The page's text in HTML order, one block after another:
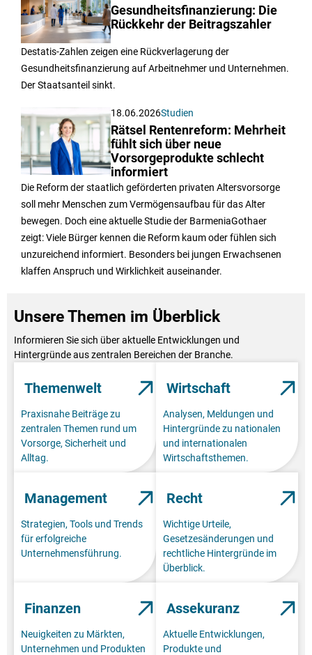
Gesundheitsfinanzierung: Die
Rückkehr der Beitragszahler
Destatis-Zahlen zeigen eine Rückverlagerung der
Gesundheitsfinanzierung auf Arbeitnehmer und Unternehmen.
Der Staatsanteil sinkt.
18.06.2026Studien
Rätsel Rentenreform: Mehrheit
fühlt sich über neue
Vorsorgeprodukte schlecht
informiert
Die Reform der staatlich geförderten privaten Altersvorsorge
soll mehr Menschen zum Vermögensaufbau für das Alter
bewegen. Doch eine aktuelle Studie der BarmeniaGothaer
zeigt: Viele Bürger kennen die Reform kaum oder fühlen sich
unzureichend informiert. Besonders bei jungen Erwachsenen
klaffen Anspruch und Wirklichkeit auseinander.
Unsere Themen im Überblick
Informieren Sie sich über aktuelle Entwicklungen und
Hintergründe aus zentralen Bereichen der Branche.
Themenwelt
Praxisnahe Beiträge zu
zentralen Themen rund um
Vorsorge, Sicherheit und
Alltag.
Wirtschaft
Analysen, Meldungen und
Hintergründe zu nationalen
und internationalen
Wirtschaftsthemen.
Management
Strategien, Tools und Trends
für erfolgreiche
Unternehmensführung.
Recht
Wichtige Urteile,
Gesetzesänderungen und
rechtliche Hintergründe im
Überblick.
Finanzen
Neuigkeiten zu Märkten,
Unternehmen und Produkten
Assekuranz
Aktuelle Entwicklungen,
Produkte und